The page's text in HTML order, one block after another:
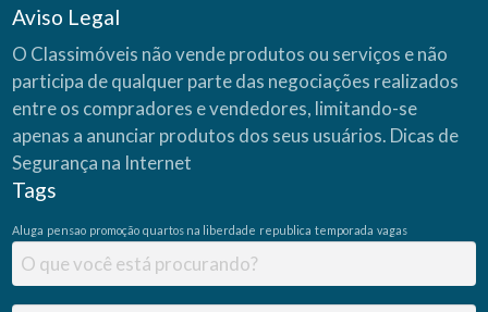
Aviso Legal
O Classimóveis não vende produtos ou serviços e não
participa de qualquer parte das negociações realizados
entre os compradores e vendedores, limitando-se
apenas a anunciar produtos dos seus usuários. Dicas de
Segurança na Internet
Tags
Aluga pensao promoção quartos na liberdade republica temporada vagas